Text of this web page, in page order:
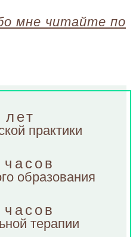
мне читайте по
лет
практики
образования
терапии